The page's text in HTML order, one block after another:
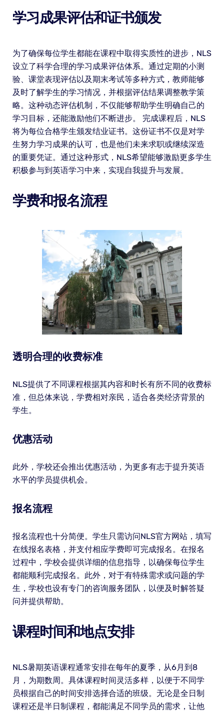
学习成果评估和证书颁发
为了确保每位学生都能在课程中取得实质性的进步，NLS
设立了科学合理的学习成果评估体系。通过定期的小测
验、课堂表现评估以及期末考试等多种方式，教师能够
及时了解学生的学习情况，并根据评估结果调整教学策
略。这种动态评估机制，不仅能够帮助学生明确自己的
学习目标，还能激励他们不断进步。 完成课程后，NLS
将为每位合格学生颁发结业证书。这份证书不仅是对学
生努力学习成果的认可，也是他们未来求职或继续深造
的重要凭证。通过这种形式，NLS希望能够激励更多学生
积极参与到英语学习中来，实现自我提升与发展。
学费和报名流程
透明合理的收费标准
NLS提供了不同课程根据其内容和时长有所不同的收费标
准，但总体来说，学费相对亲民，适合各类经济背景的
学生。
优惠活动
此外，学校还会推出优惠活动，为更多有志于提升英语
水平的学员提供机会。
报名流程
报名流程也十分简便。学生只需访问NLS官方网站，填写
在线报名表格，并支付相应学费即可完成报名。在报名
过程中，学校会提供详细的信息指导，以确保每位学生
都能顺利完成报名。此外，对于有特殊需求或问题的学
生，学校也设有专门的咨询服务团队，以便及时解答疑
问并提供帮助。
课程时间和地点安排
NLS暑期英语课程通常安排在每年的夏季，从6月到8
月，为期数周。具体课程时间灵活多样，以便于不同学
员根据自己的时间安排选择合适的班级。无论是全日制
课程还是半日制课程，都能满足不同学员的需求，让他